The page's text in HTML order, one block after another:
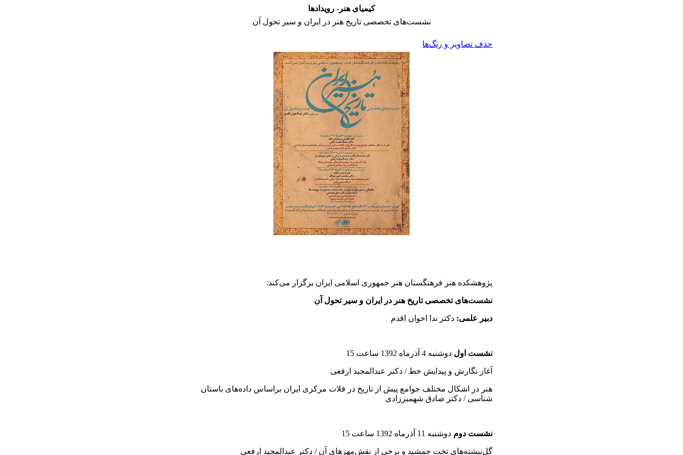
کیمیای هنر- رویدادها
نشست‌های تخصصی تاریخ هنر در ایران و سیر تحول آن
حذف تصاویر و رنگ‌ها
پژوهشکده هنر فرهنگستان هنر جمهوری اسلامی ایران برگزار می‌کند:
نشست‌های تخصصی تاریخ هنر در ایران و سیر تحول آن
دبیر علمی: دکتر ندا اخوان اقدم
نشست اول دوشنبه 4 آذرماه 1392 ساعت 15
آغاز نگارش و پیدایش خط / دکتر عبدالمجید ارفعی
هنر در اشکال مختلف جوامع پیش از تاریخ در فلات مرکزی ایران براساس داده‌های باستان
شناسی / دکتر صادق شهمیرزادی
نشست دوم دوشنبه 11 آذرماه 1392 ساعت 15
‌گل‌نبشته‌های تخت جمشید و برخی از نقش‌مهرهای آن / دکتر عبدالمجید ارفعی